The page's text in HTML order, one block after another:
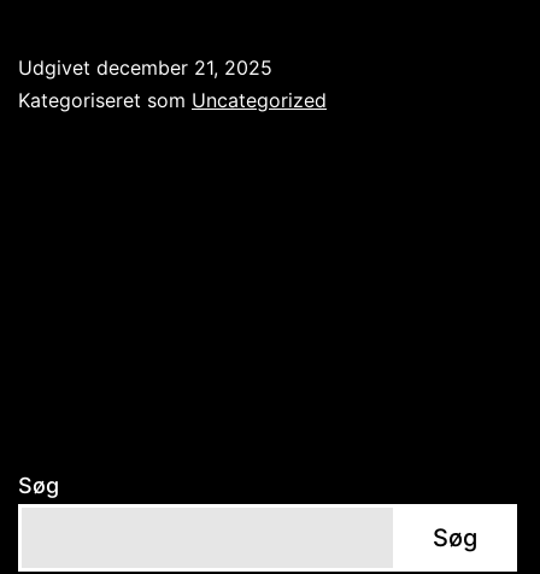
Sådan
Udgivet december 21, 2025
Kategoriseret som Uncategorized
Søg
Søg